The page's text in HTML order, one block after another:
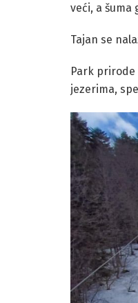
veći, a šuma
Tajan se
Park
jezerima,